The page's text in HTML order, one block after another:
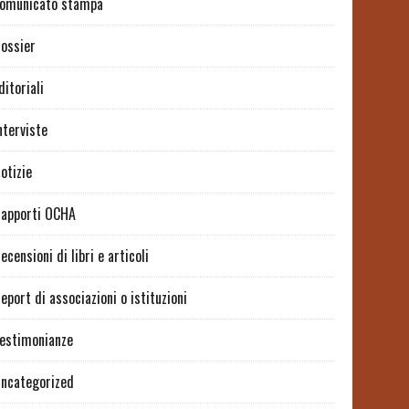
OCHA
di libri e articoli
di associazioni o istituzioni